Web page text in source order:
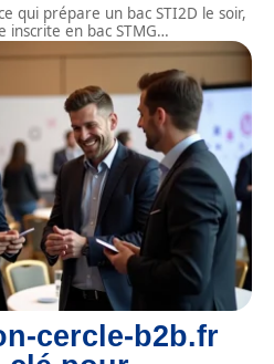
qui prépare un bac STI2D le soir,
inscrite en bac STMG…
cercle-b2b.fr